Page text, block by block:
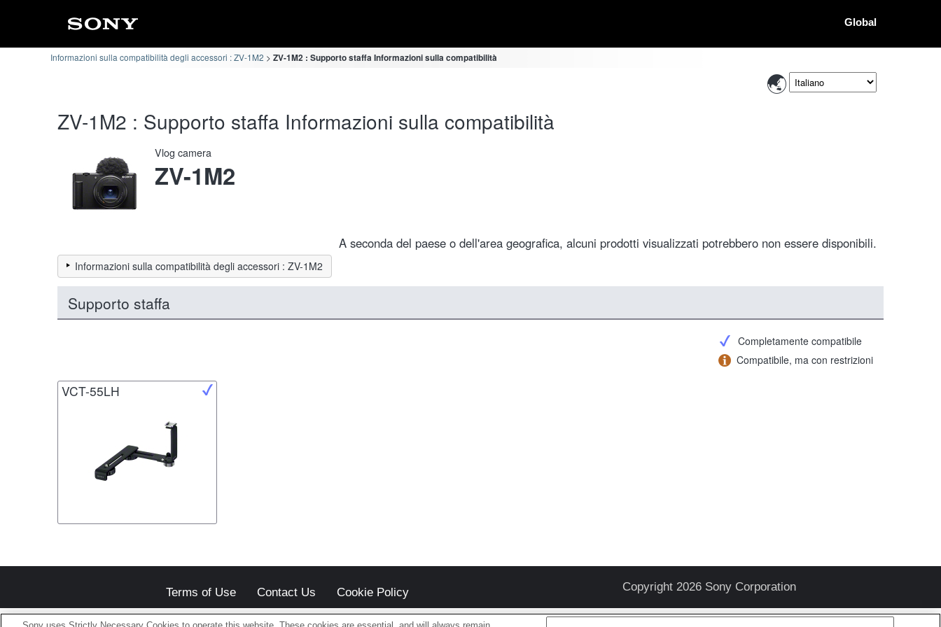
Global
Informazioni sulla compatibilità degli accessori : ZV-1M2 ZV-1M2 : Supporto staffa Informazioni sulla compatibilità
ZV-1M2 : Supporto staffa Informazioni sulla compatibilità
Vlog camera
ZV-1M2
A seconda del paese o dell'area geografica, alcuni prodotti visualizzati potrebbero non essere disponibili.
Informazioni sulla compatibilità degli accessori : ZV-1M2
Supporto staffa
Completamente compatibile
Compatibile, ma con restrizioni
VCT-55LH
Terms of Use Contact Us Cookie Policy Copyright 2026 Sony Corporation